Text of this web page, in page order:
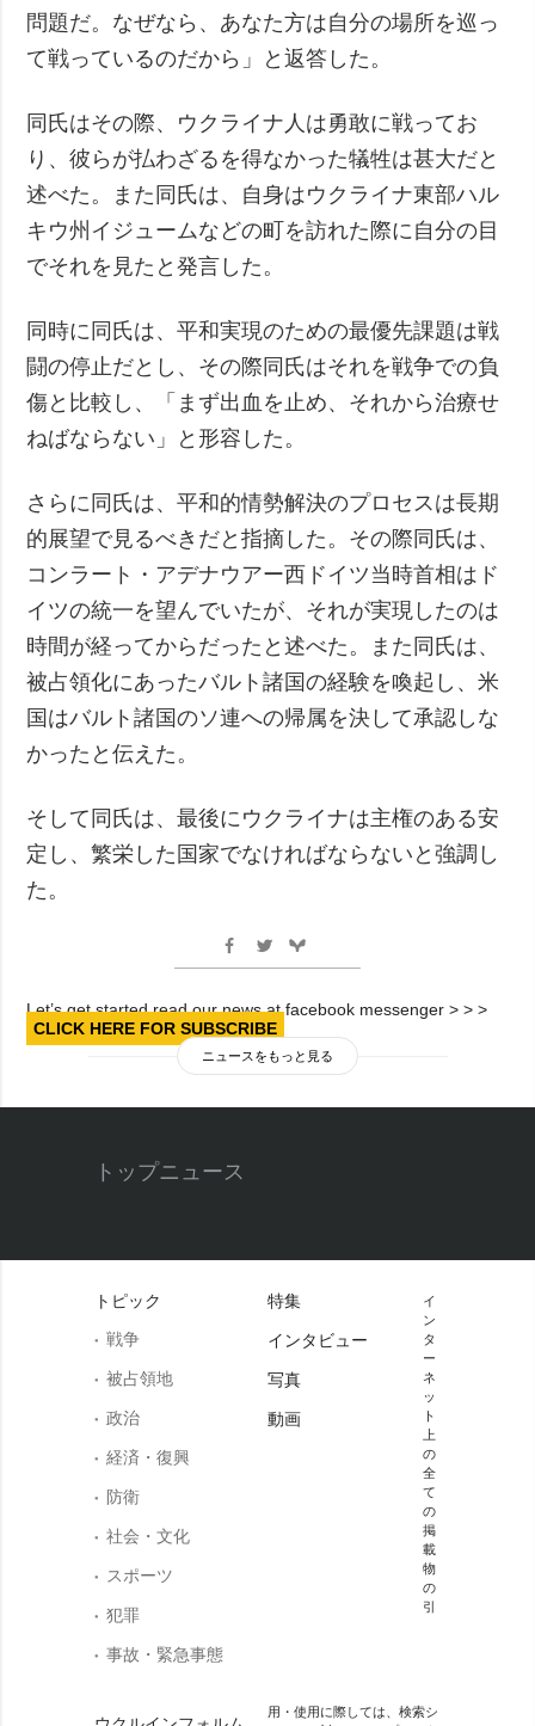
問題だ。なぜなら、あなた方は自分の場所を巡っ
て戦っているのだから」と返答した。
同氏はその際、ウクライナ人は勇敢に戦ってお
り、彼らが払わざるを得なかった犠牲は甚大だと
述べた。また同氏は、自身はウクライナ東部ハル
キウ州イジュームなどの町を訪れた際に自分の目
でそれを見たと発言した。
同時に同氏は、平和実現のための最優先課題は戦
闘の停止だとし、その際同氏はそれを戦争での負
傷と比較し、「まず出血を止め、それから治療せ
ねばならない」と形容した。
さらに同氏は、平和的情勢解決のプロセスは長期
的展望で見るべきだと指摘した。その際同氏は、
コンラート・アデナウアー西ドイツ当時首相はド
イツの統一を望んでいたが、それが実現したのは
時間が経ってからだったと述べた。また同氏は、
被占領化にあったバルト諸国の経験を喚起し、米
国はバルト諸国のソ連への帰属を決して承認しな
かったと伝えた。
そして同氏は、最後にウクライナは主権のある安
定し、繁栄した国家でなければならないと強調し
た。
Let’s get started read our news at facebook messenger > > >
CLICK HERE FOR SUBSCRIBE
ニュースをもっと見る
トップニュース
トピック
戦争
被占領地
政治
経済・復興
防衛
社会・文化
スポーツ
犯罪
事故・緊急事態
特集
インタビュー
写真
動画
イ
ン
タ
ー
ネ
ッ
ト
上
の
全
て
の
掲
載
物
の
引
用・使用に際しては、検索シ